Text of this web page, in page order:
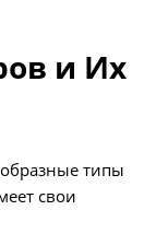
и Их
типы
свои